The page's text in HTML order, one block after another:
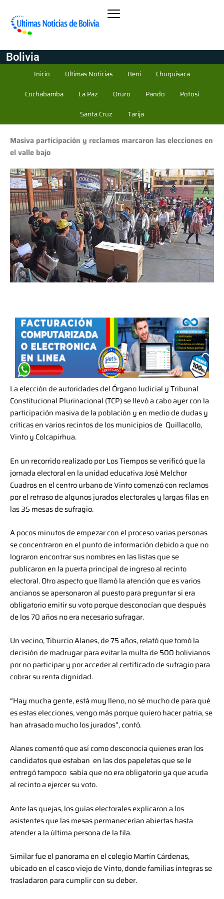
Bolivia
Inicio Ultimas Noticias Beni
Chuquisaca
Cochabamba
La Paz Oruro Pando
Potosí
Santa Cruz
Tarija
Masiva participación y reclamos marcaron las elecciones en
el valle bajo
La elección de autoridades del Órgano Judicial y Tribunal
Constitucional Plurinacional (TCP) se llevó a cabo ayer con la
participación masiva de la población y en medio de dudas y
críticas en varios recintos de los municipios de Quillacollo,
Vinto y Colcapirhua.
En un recorrido realizado por Los Tiempos se verificó que la
jornada electoral en la unidad educativa José Melchor
Cuadros en el centro urbano de Vinto comenzó con reclamos
por el retraso de algunos jurados electorales y largas filas en
las 35 mesas de sufragio.
A pocos minutos de empezar con el proceso varias personas
se concentraron en el punto de información debido a que no
lograron encontrar sus nombres en las listas que se
publicaron en la puerta principal de ingreso al recinto
electoral. Otro aspecto que llamó la atención que es varios
ancianos se apersonaron al puesto para preguntar si era
obligatorio emitir su voto porque desconocían que después
de los 70 años no era necesario sufragar.
Un vecino, Tiburcio Alanes, de 75 años, relató que tomó la
decisión de madrugar para evitar la multa de 500 bolivianos
por no participar y por acceder al certificado de sufragio para
cobrar su renta dignidad.
“Hay mucha gente, está muy lleno, no sé mucho de para qué
es estas elecciones, vengo más porque quiero hacer patria, se
han atrasado mucho los jurados”, contó.
Alanes comentó que así como desconocía quienes eran los
candidatos que estaban en las dos papeletas que se le
entregó tampoco sabía que no era obligatorio ya que acuda
al recinto a ejercer su voto.
Ante las quejas, los guías electorales explicaron a los
asistentes que las mesas permanecerían abiertas hasta
atender a la última persona de la fila.
Similar fue el panorama en el colegio Martín Cárdenas,
ubicado en el casco viejo de Vinto, donde familias íntegras se
trasladaron para cumplir con su deber.